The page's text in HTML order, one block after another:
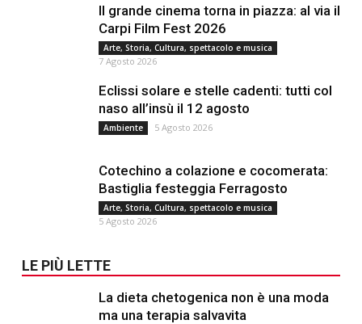
Il grande cinema torna in piazza: al via il
Carpi Film Fest 2026
Arte, Storia, Cultura, spettacolo e musica
7 Agosto 2026
Eclissi solare e stelle cadenti: tutti col
naso all’insù il 12 agosto
Ambiente 5 Agosto 2026
Cotechino a colazione e cocomerata:
Bastiglia festeggia Ferragosto
Arte, Storia, Cultura, spettacolo e musica
5 Agosto 2026
LE PIÙ LETTE
La dieta chetogenica non è una moda
ma una terapia salvavita